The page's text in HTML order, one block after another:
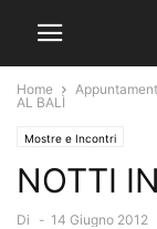
Home
AL BALÌ
Mostre e Incontri
NOTTI
Di - 14 Giugno 2012